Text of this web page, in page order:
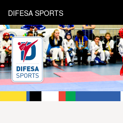
DIFESA SPORTS
HOME
AKTUEEL
OVER DIFESA SPORTS
TAEKWON-DO
OPEN DUTCH